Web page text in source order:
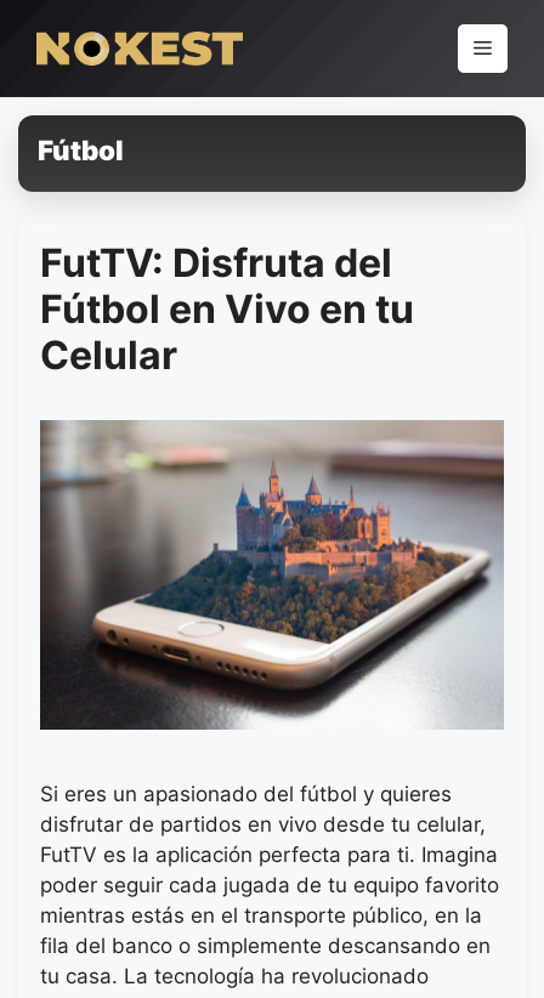
conteúdo
Menu
Fútbol
FutTV: Disfruta del
Fútbol en Vivo en tu
Celular
Si eres un apasionado del fútbol y quieres
disfrutar de partidos en vivo desde tu celular,
FutTV es la aplicación perfecta para ti. Imagina
poder seguir cada jugada de tu equipo favorito
mientras estás en el transporte público, en la
fila del banco o simplemente descansando en
tu casa. La tecnología ha revolucionado